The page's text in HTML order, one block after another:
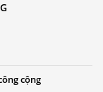
cộng